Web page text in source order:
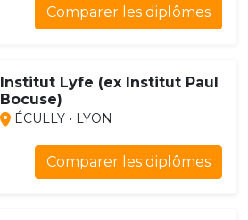
Comparer les diplômes
Institut Lyfe (ex Institut Paul
Bocuse)
ÉCULLY • LYON
Comparer les diplômes